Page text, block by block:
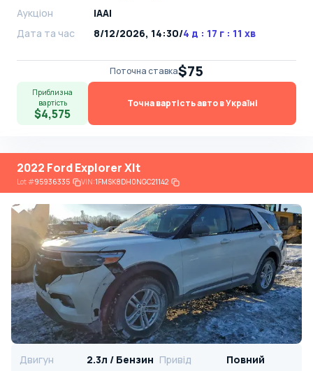
Аукціон
IAAI
Дата та час
8/12/2026, 14:30/4 д : 17 г : 11 хв
Поточна ставка$75
Приблизна
вартість
$4,575
Точна вартість авто в Україні
2022 Ford Explorer Xlt
Lot#95936335 VIN:1FMSK8DH0NGC21142
Двигун 2.3л / Бензин Привід Повний